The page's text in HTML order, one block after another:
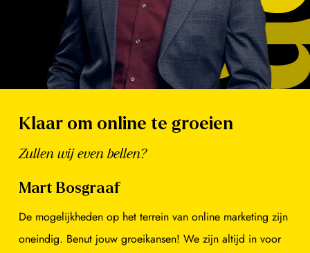
Klaar om online te groeien
Zullen wij even bellen?
Mart Bosgraaf
De mogelijkheden op het terrein van online marketing zijn
oneindig. Benut jouw groeikansen! We zijn altijd in voor